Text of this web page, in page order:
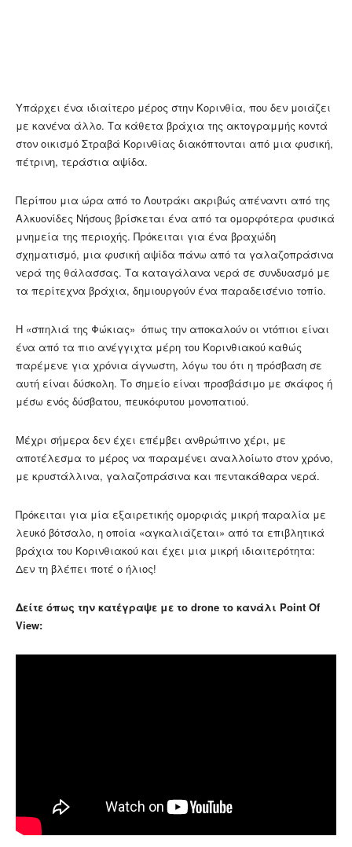
Υπάρχει ένα ιδιαίτερο μέρος στην Κορινθία, που δεν μοιάζει
με κανένα άλλο. Τα κάθετα βράχια της ακτογραμμής κοντά
στον οικισμό Στραβά Κορινθίας διακόπτονται από μια φυσική,
πέτρινη, τεράστια αψίδα.
Περίπου μια ώρα από το Λουτράκι ακριβώς απέναντι από της
Αλκυονίδες Νήσους βρίσκεται ένα από τα ομορφότερα φυσικά
μνημεία της περιοχής. Πρόκειται για ένα βραχώδη
σχηματισμό, μια φυσική αψίδα πάνω από τα γαλαζοπράσινα
νερά της θάλασσας. Τα καταγάλανα νερά σε συνδυασμό με
τα περίτεχνα βράχια, δημιουργούν ένα παραδεισένιο τοπίο.
Η «σπηλιά της Φώκιας» όπως την αποκαλούν οι ντόπιοι είναι
ένα από τα πιο ανέγγιχτα μέρη του Κορινθιακού καθώς
παρέμενε για χρόνια άγνωστη, λόγω του ότι η πρόσβαση σε
αυτή είναι δύσκολη. Το σημείο είναι προσβάσιμο με σκάφος ή
μέσω ενός δύσβατου, πευκόφυτου μονοπατιού.
Μέχρι σήμερα δεν έχει επέμβει ανθρώπινο χέρι, με
αποτέλεσμα το μέρος να παραμένει αναλλοίωτο στον χρόνο,
με κρυστάλλινα, γαλαζοπράσινα και πεντακάθαρα νερά.
Πρόκειται για μία εξαιρετικής ομορφιάς μικρή παραλία με
λευκό βότσαλο, η οποία «αγκαλιάζεται» από τα επιβλητικά
βράχια του Κορινθιακού και έχει μια μικρή ιδιαιτερότητα:
Δεν τη βλέπει ποτέ ο ήλιος!
Δείτε όπως την κατέγραψε με το drone το κανάλι Point Of
View: